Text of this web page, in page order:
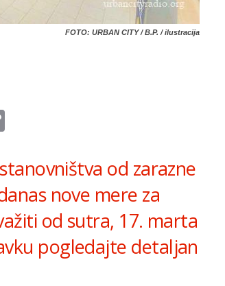
FOTO: URBAN CITY / B.P. / ilustracija
od zarazne
nove mere za
od sutra, 17. marta
pogledajte detaljan